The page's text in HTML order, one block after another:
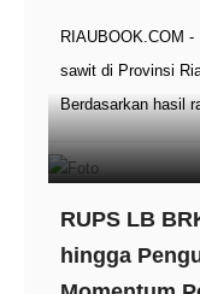
RIAUBOOK.COM -
sawit di Provinsi
Berdasarkan hasil
RUPS LB
hingga